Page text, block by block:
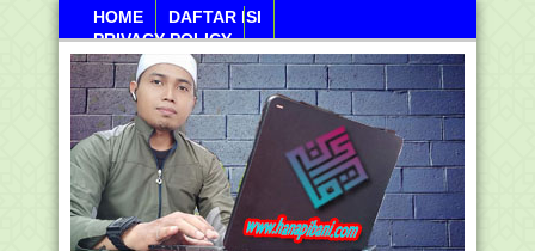
HOME
DAFTAR ISI
PRIVACY POLICY
Ahad, 09 Agustus 2026